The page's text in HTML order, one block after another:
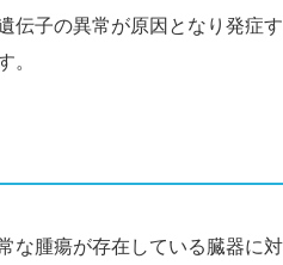
伝子の異常が原因となり発症
な腫瘍が存在している臓器に